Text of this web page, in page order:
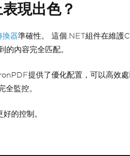
現出色？
器準確性。 這個.NET組件在維護
的內容完全匹配。
提供了優化配置，可以高效處
全監控。
的控制。